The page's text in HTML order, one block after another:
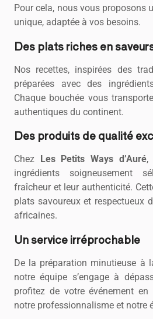
Pour cela, nous vous proposons
unique, adaptée à vos besoins.
Des plats riches en
Nos recettes, inspirées des
préparées avec des
Chaque bouchée vous
authentiques du continent.
Des produits de qualité
Chez Les Petits Ways d’Auré,
ingrédients soigneusement
fraîcheur et leur authenticité.
plats savoureux et respectueux
africaines.
Un service irréprochable
De la préparation minutieuse à
notre équipe s’engage à
profitez de votre événement
notre professionnalisme et notre